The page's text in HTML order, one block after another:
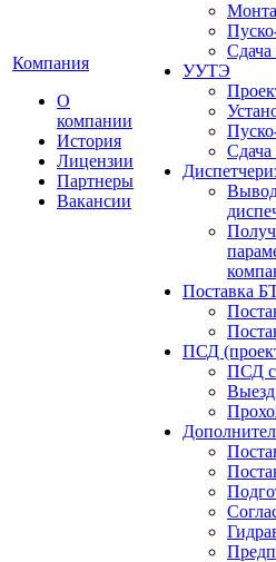
Компания
О
компании
История
Лицензии
Партнеры
Вакансии
УУТЭ
Поставка
ПСД
ПСД
Выезд